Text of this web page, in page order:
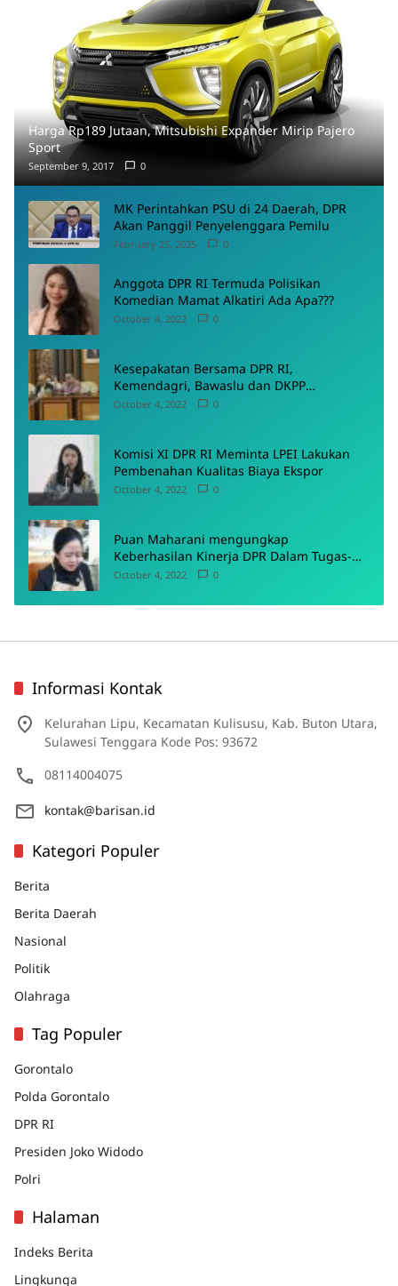
Harga Rp189 Jutaan, Mitsubishi Expander Mirip Pajero
Sport
September 9, 2017 0
MK Perintahkan PSU di 24 Daerah, DPR
Akan Panggil Penyelenggara Pemilu
February 25, 2025 0
Anggota DPR RI Termuda Polisikan
Komedian Mamat Alkatiri Ada Apa???
October 4, 2022 0
Kesepakatan Bersama DPR RI,
Kemendagri, Bawaslu dan DKPP
Menyepakati Rancangan PKPU
October 4, 2022 0
Komisi XI DPR RI Meminta LPEI Lakukan
Pembenahan Kualitas Biaya Ekspor
October 4, 2022 0
Puan Maharani mengungkap
Keberhasilan Kinerja DPR Dalam Tugas-
Tugas Pokoknya
October 4, 2022 0
Informasi Kontak
Kelurahan Lipu, Kecamatan Kulisusu, Kab. Buton Utara,
Sulawesi Tenggara Kode Pos: 93672
08114004075
kontak@barisan.id
Kategori Populer
Berita
Berita Daerah
Nasional
Politik
Olahraga
Tag Populer
Gorontalo
Polda Gorontalo
DPR RI
Presiden Joko Widodo
Polri
Halaman
Indeks Berita
Lingkunga